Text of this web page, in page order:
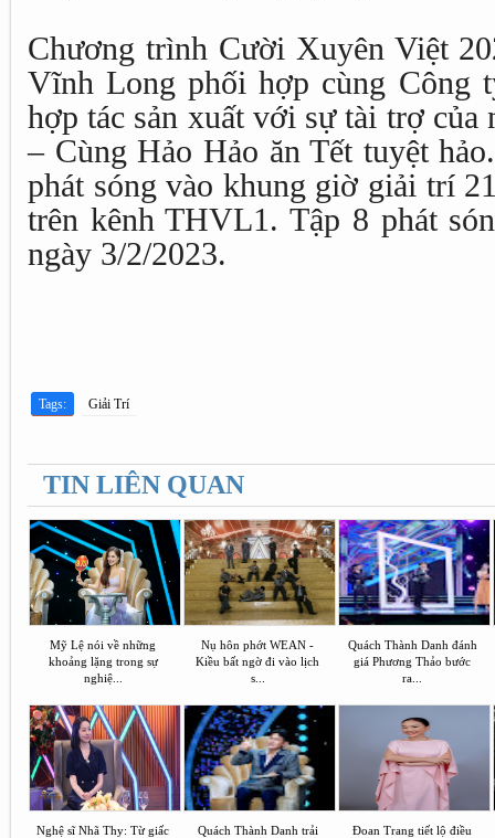
Chương trình Cười Xuyên Việt
Vĩnh Long phối hợp cùng Công
hợp tác sản xuất với sự tài trợ của
– Cùng Hảo Hảo ăn Tết tuyệt
phát sóng vào khung giờ giải trí
trên kênh THVL1. Tập 8 phát
ngày 3/2/2023.
Tags: Giải Trí
TIN LIÊN QUAN
Mỹ Lệ nói về những
khoảng lặng trong sự
nghiệ...
Nụ hôn phớt WEAN -
Kiều bất ngờ đi vào lịch
s...
Quách Thành Danh đánh
giá Phương Thảo bước
ra...
Nghệ sĩ Nhã Thy: Từ giấc
Quách Thành Danh trải
Đoan Trang tiết lộ điều